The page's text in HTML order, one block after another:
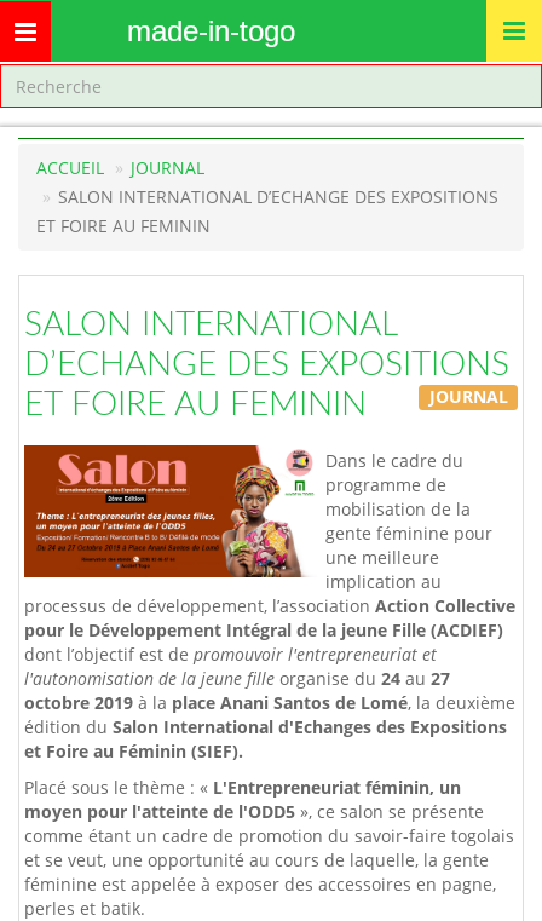
Toggle
navigation
made-in-togo
ACCUEIL
JOURNAL
SALON INTERNATIONAL D’ECHANGE DES EXPOSITIONS
ET FOIRE AU FEMININ
SALON INTERNATIONAL
D’ECHANGE DES EXPOSITIONS
ET FOIRE AU FEMININ
JOURNAL
Dans le cadre du
programme de
mobilisation de la
gente féminine pour
une meilleure
implication au
processus de développement, l’association Action Collective
pour le Développement Intégral de la jeune Fille (ACDIEF)
dont l’objectif est de promouvoir l'entrepreneuriat et
l'autonomisation de la jeune fille organise du 24 au 27
octobre 2019 à la place Anani Santos de Lomé, la deuxième
édition du Salon International d'Echanges des Expositions
et Foire au Féminin (SIEF).
Placé sous le thème : « L'Entrepreneuriat féminin, un
moyen pour l'atteinte de l'ODD5 », ce salon se présente
comme étant un cadre de promotion du savoir-faire togolais
et se veut, une opportunité au cours de laquelle, la gente
féminine est appelée à exposer des accessoires en pagne,
perles et batik.